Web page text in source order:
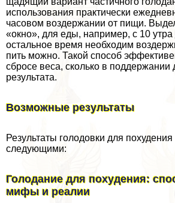
использования пpaктически
часовом воздержании от пищи.
«окно», для еды, например, с 10 утра
остальное время необходим
пить можно. Такой способ
сбросе веса, сколько в поддержании
результата.
Возможные результаты
Результаты голодовки для
следующими:
Голодание для похудения:
мифы и реалии